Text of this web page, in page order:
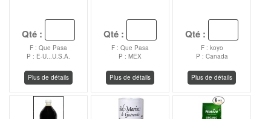
Qté :
F : Que Pasa
P : E-U...U.S.A.
Plus de détails
Qté :
F : Que Pasa
P : MEX
Plus de détails
Qté :
F : koyo
P : Canada
Plus de détails